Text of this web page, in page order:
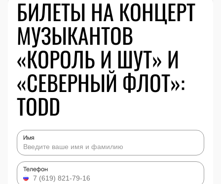
БИЛЕТЫ НА КОНЦЕРТ
МУЗЫКАНТОВ
«КОРОЛЬ И ШУТ» И
«СЕВЕРНЫЙ ФЛОТ»:
TODD
Имя
Телефон